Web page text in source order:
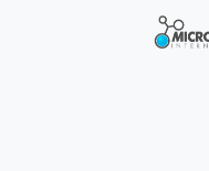
Se rendre au contenu